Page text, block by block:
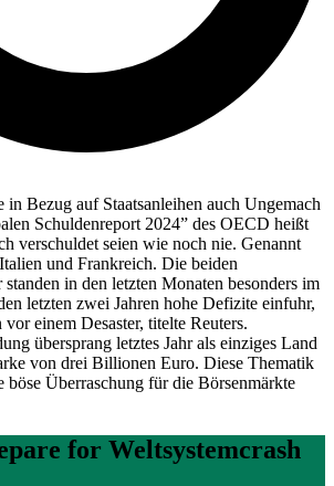
Bezug auf Staatsanleihen auch Ungemach
Schuldenreport 2024” des OECD heißt
verschuldet seien wie noch nie. Genannt
und Frankreich. Die beiden
in den letzten Monaten besonders im
letzten zwei Jahren hohe Defizite einfuhr,
einem Desaster, titelte Reuters.
übersprang letztes Jahr als einziges Land
von drei Billionen Euro. Diese Thematik
böse Überraschung für die Börsenmärkte
for Weltsystemcrash